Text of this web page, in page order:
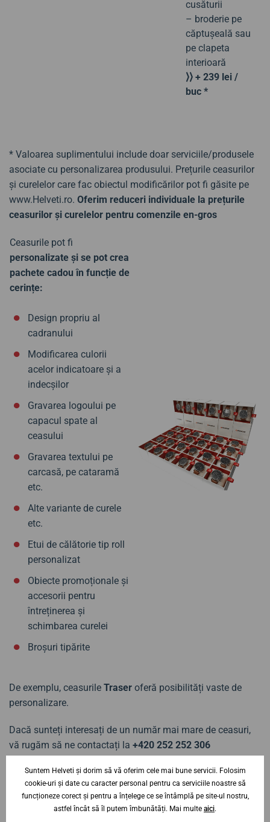
cusăturii
– broderie pe
căptușeală sau
pe clapeta
interioară
⟩⟩ + 239 lei /
buc *
* Valoarea suplimentului include doar serviciile/produsele
asociate cu personalizarea produsului. Prețurile ceasurilor
și curelelor care fac obiectul modificărilor pot fi găsite pe
www.Helveti.ro. Oferim reduceri individuale la prețurile
ceasurilor și curelelor pentru comenzile en-gros
Ceasurile pot fi
personalizate și se pot crea
pachete cadou în funcție de
cerințe:
Design propriu al
cadranului
Modificarea culorii
acelor indicatoare și a
indecșilor
Gravarea logoului pe
capacul spate al
ceasului
Gravarea textului pe
carcasă, pe cataramă
etc.
Alte variante de curele
etc.
Etui de călătorie tip roll
personalizat
Obiecte promoționale și
accesorii pentru
întreținerea și
schimbarea curelei
Broșuri tipărite
De exemplu, ceasurile Traser oferă posibilități vaste de
personalizare.
Dacă sunteți interesați de un număr mai mare de ceasuri,
vă rugăm să ne contactați la +420 252 252 306
info@helveti.ro.
Contactați-ne
Suntem Helveti și dorim să vă oferim cele mai bune servicii. Folosim
cookie-uri și date cu caracter personal pentru ca serviciile noastre să
funcționeze corect și pentru a înțelege ce se întâmplă pe site-ul nostru,
astfel încât să îl putem îmbunătăți. Mai multe aici.